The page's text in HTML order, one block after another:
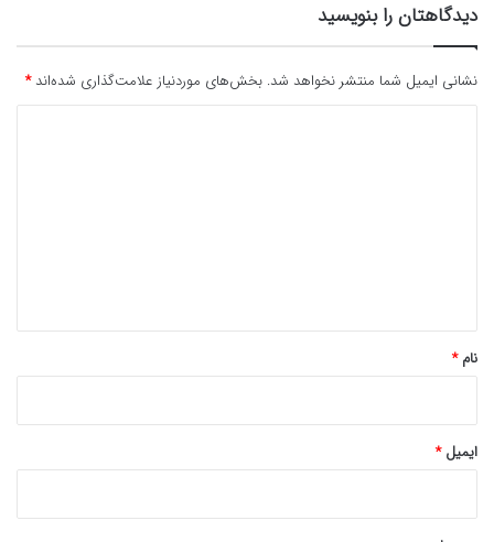
دیدگاهتان را بنویسید
نشانی ایمیل شما منتشر نخواهد شد. بخش‌های موردنیاز علامت‌گذاری شده‌اند*
نام*
ایمیل*